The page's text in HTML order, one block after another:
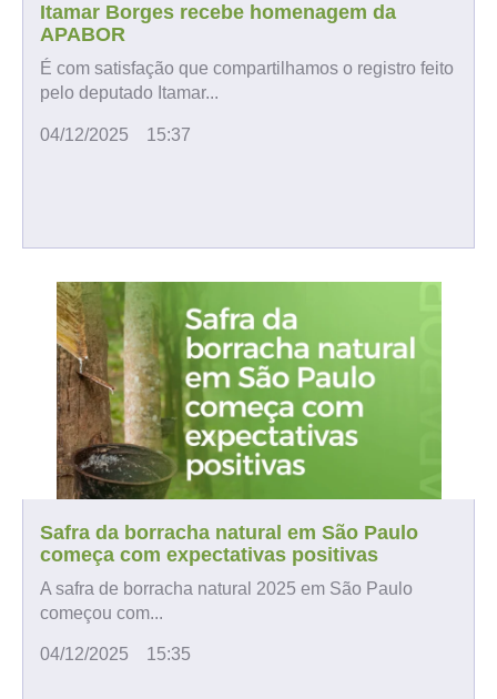
Itamar Borges recebe homenagem da
APABOR
É com satisfação que compartilhamos o registro feito
pelo deputado Itamar...
04/12/2025 15:37
Safra da borracha natural em São Paulo
começa com expectativas positivas
A safra de borracha natural 2025 em São Paulo
começou com...
04/12/2025 15:35